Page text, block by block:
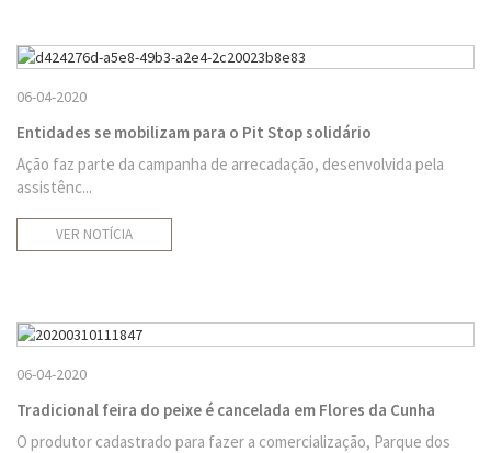
06-04-2020
Entidades se mobilizam para o Pit Stop solidário
Ação faz parte da campanha de arrecadação, desenvolvida pela
assistênc...
VER NOTÍCIA
06-04-2020
Tradicional feira do peixe é cancelada em Flores da Cunha
O produtor cadastrado para fazer a comercialização, Parque dos